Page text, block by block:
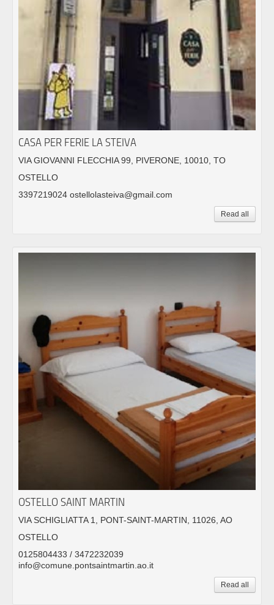
CASA PER FERIE LA STEIVA
VIA GIOVANNI FLECCHIA 99, PIVERONE, 10010, TO
OSTELLO
3397219024 ostellolasteiva@gmail.com
Read all
OSTELLO SAINT MARTIN
VIA SCHIGLIATTA 1, PONT-SAINT-MARTIN, 11026, AO
OSTELLO
0125804433 / 3472232039
info@comune.pontsaintmartin.ao.it
Read all